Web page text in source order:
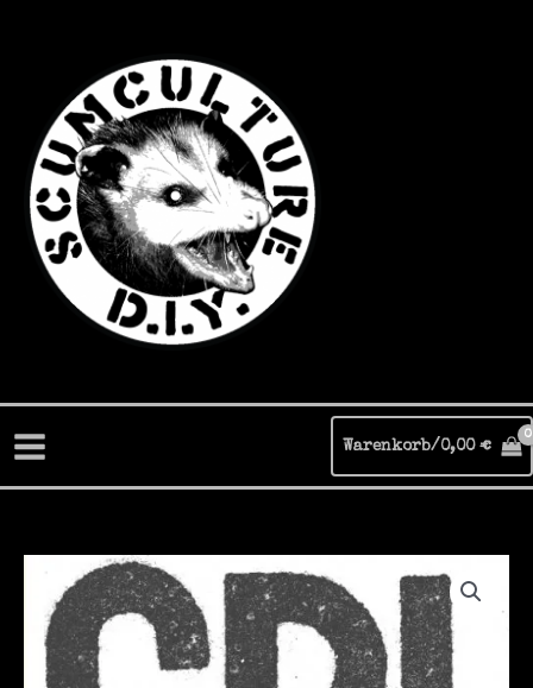
Warenkorb/0,00 €